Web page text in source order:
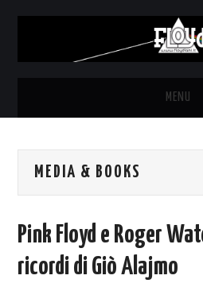
MENU
NEWS
SYD BARRETT – ALLE SOGLIE
MEDIA & BOOKS
Pink Floyd e Roger
ricordi di Giò Alajmo